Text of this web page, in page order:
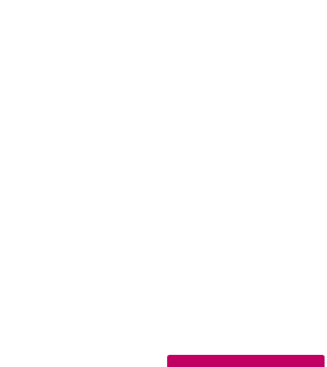
- U verlaat Rechtspraak.nl
- U verlaat Rechtspraak.nl
- U verlaat Rechtspraak.nl
- U verlaat Rechtspraak.nl
op LinkedIn - U verlaat
de hoogte' nieuwsbrief - U verlaat